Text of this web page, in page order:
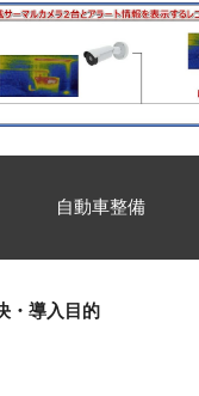
自動車整備
・導入目的